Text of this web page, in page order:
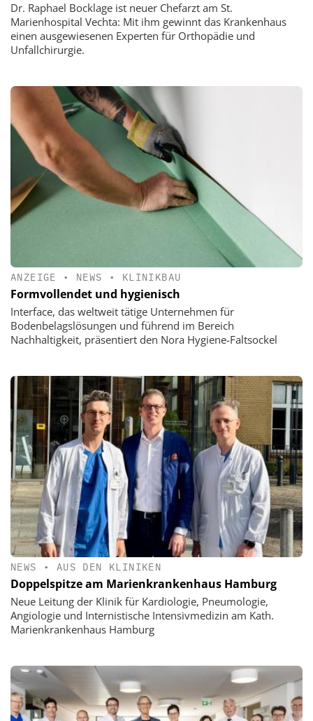
Dr. Raphael Bocklage ist neuer Chefarzt am St.
Marienhospital Vechta: Mit ihm gewinnt das Krankenhaus
einen ausgewiesenen Experten für Orthopädie und
Unfallchirurgie.
ANZEIGE • NEWS • KLINIKBAU
Formvollendet und hygienisch
Interface, das weltweit tätige Unternehmen für
Bodenbelagslösungen und führend im Bereich
Nachhaltigkeit, präsentiert den Nora Hygiene-Faltsockel
NEWS • AUS DEN KLINIKEN
Doppelspitze am Marienkrankenhaus Hamburg
Neue Leitung der Klinik für Kardiologie, Pneumologie,
Angiologie und Internistische Intensivmedizin am Kath.
Marienkrankenhaus Hamburg